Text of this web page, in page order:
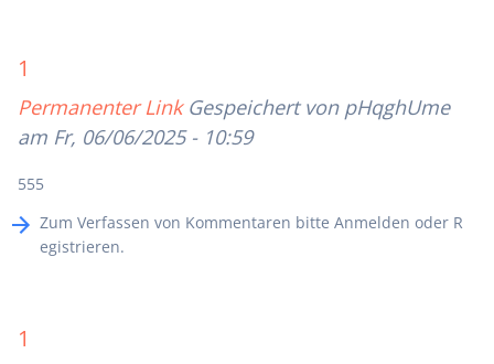
1
Permanenter Link Gespeichert von pHqghUme
am Fr, 06/06/2025 - 10:59
555
Zum Verfassen von Kommentaren bitte Anmelden oder R
egistrieren.
1